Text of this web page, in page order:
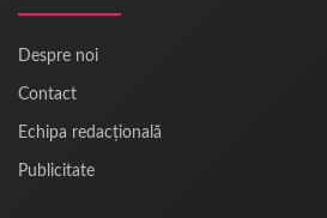
Despre noi
Contact
Echipa redacțională
Publicitate